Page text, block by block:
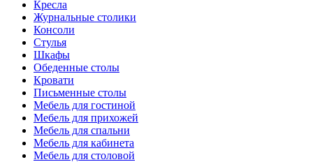
Кресла
Журнальные столики
Консоли
Стулья
Шкафы
Обеденные столы
Кровати
Письменные столы
Мебель для гостиной
Мебель для прихожей
Мебель для спальни
Мебель для кабинета
Мебель для столовой